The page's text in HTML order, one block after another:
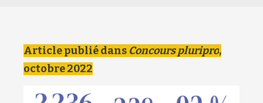
Article publié dans Concours pluripro,
octobre 2022